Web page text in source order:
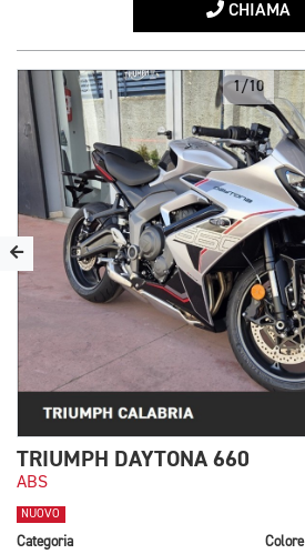
CHIAMA
1/10
TRIUMPH DAYTONA 660
ABS
NUOVO
Categoria
Colore